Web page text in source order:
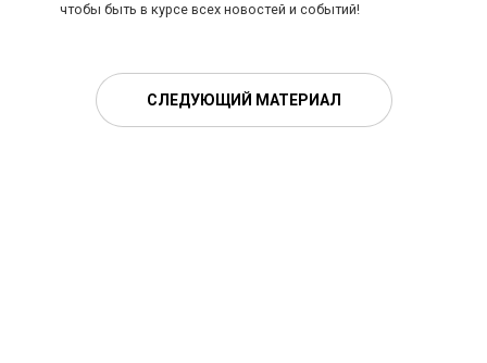
чтобы быть в курсе всех новостей и событий!
СЛЕДУЮЩИЙ МАТЕРИАЛ